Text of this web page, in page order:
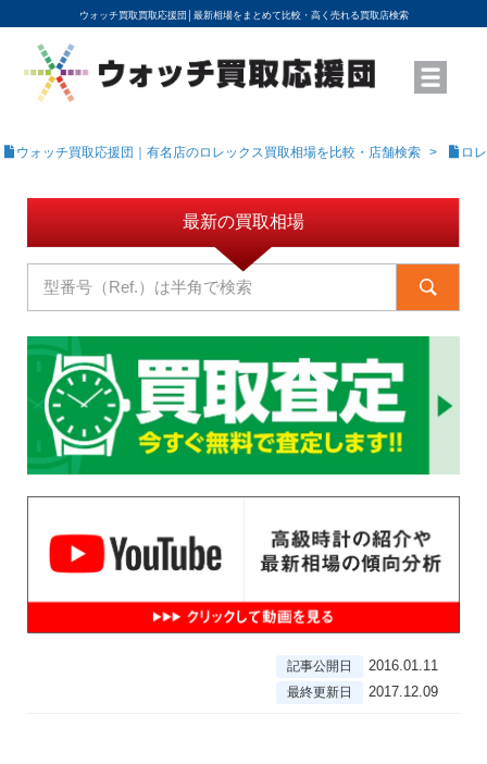
ウォッチ買取買取応援団│ 最新相場をまとめて比較・高く売れる買取店検索
YouTubeで動画を公開中
ROLEXモデル名から買取相場を調べる
高級時計ブランド名から買取相場を調べる
地域から買取店を探す
店舗名から買取店を探す
ブランド時計を高く売る方法
買取査定を依頼する
ウォッチ買取応援団｜有名店のロレックス買取相場を比較・店舗検索 ロ
最新の買取相場
記事公開日 2016.01.11
最終更新日 2017.12.09